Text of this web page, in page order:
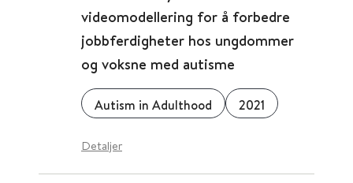
videomodellering for å forbedre
jobbferdigheter hos ungdommer
og voksne med autisme
Autism in Adulthood 2021
Detaljer